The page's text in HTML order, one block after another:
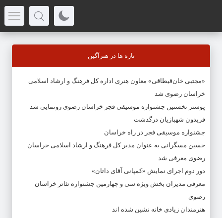
تازه ها در هنرآگین
«مجتبی خان‌قیطاقی» معاون هنری اداره کل فرهنگ و ارشاد اسلامی
خراسان رضوی شد
پوستر نخستین جشنواره موسیقی فجر خراسان رضوی رونمایی شد
فریدون شهبازیان درگذشت
جشنواره موسیقی فجر در راه خراسان
حسین مسگرانی به عنوان مدیر کل فرهنگ و ارشاد اسلامی خراسان
رضوی معرفی شد
دور دوم اجرای نمایش «کمپانی آقای داتان»
معرفی مدیران بخش ویژه سی و چهارمین جشنواره تئاتر خراسان
رضوی
هنرمندان زیادی خانه نشین شده اند